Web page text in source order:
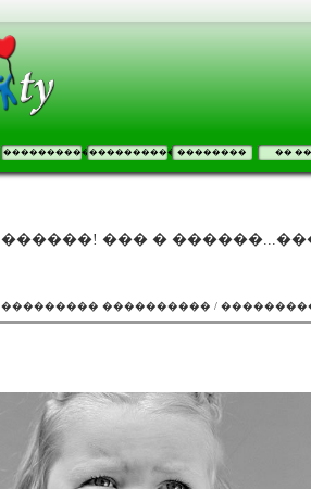
�������������������� �������� ��
������! ��� �
��������� ���������� /